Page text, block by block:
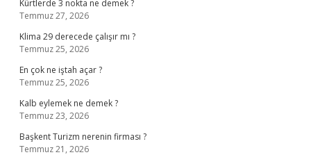
Kürtlerde 3 nokta ne demek ?
Temmuz 27, 2026
Klima 29 derecede çalışır mı ?
Temmuz 25, 2026
En çok ne iştah açar ?
Temmuz 25, 2026
Kalb eylemek ne demek ?
Temmuz 23, 2026
Başkent Turizm nerenin firması ?
Temmuz 21, 2026